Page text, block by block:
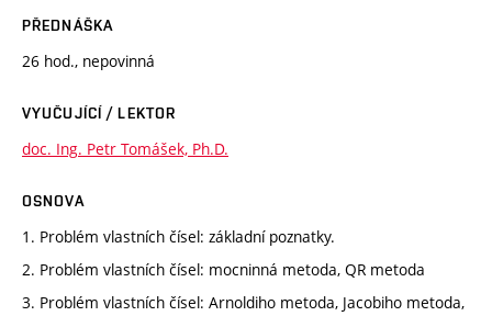
PŘEDNÁŠKA
26 hod., nepovinná
VYUČUJÍCÍ / LEKTOR
doc. Ing. Petr Tomášek, Ph.D.
OSNOVA
1. Problém vlastních čísel: základní poznatky.
2. Problém vlastních čísel: mocninná metoda, QR metoda
3. Problém vlastních čísel: Arnoldiho metoda, Jacobiho metoda,